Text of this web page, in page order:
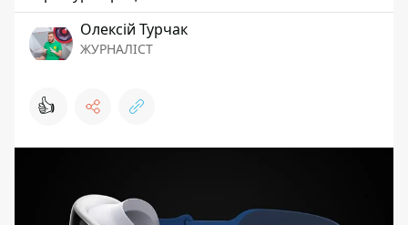
Олексій Турчак
ЖУРНАЛІСТ
👍